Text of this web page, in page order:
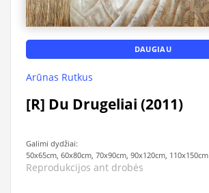
DAUGIAU
Arūnas Rutkus
[R] Du Drugeliai (2011)
Galimi dydžiai:
50x65cm, 60x80cm, 70x90cm, 90x120cm, 110x150cm
Reprodukcijos ant drobės